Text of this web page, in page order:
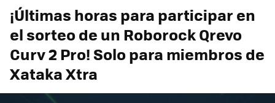
¡Últimas horas para participar en
el sorteo de un Roborock Qrevo
Curv 2 Pro! Solo para miembros de
Xataka Xtra